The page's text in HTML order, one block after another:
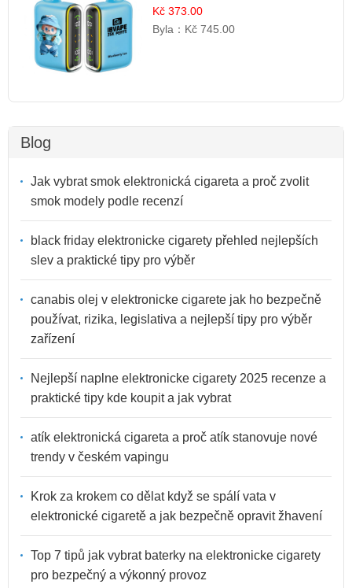
Kč 373.00
Byla： Kč 745.00
Blog
Jak vybrat smok elektronická cigareta a proč zvolit
smok modely podle recenzí
black friday elektronicke cigarety přehled nejlepších
slev a praktické tipy pro výběr
canabis olej v elektronicke cigarete jak ho bezpečně
používat, rizika, legislativa a nejlepší tipy pro výběr
zařízení
Nejlepší naplne elektronicke cigarety 2025 recenze a
praktické tipy kde koupit a jak vybrat
atík elektronická cigareta a proč atík stanovuje nové
trendy v českém vapingu
Krok za krokem co dělat když se spálí vata v
elektronické cigaretě a jak bezpečně opravit žhavení
Top 7 tipů jak vybrat baterky na elektronicke cigarety
pro bezpečný a výkonný provoz